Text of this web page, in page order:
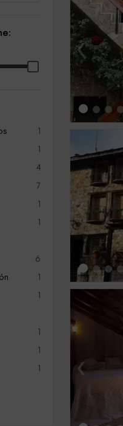
1
1
4
7
1
1
6
1
1
1
1
1
‹
‹
‹